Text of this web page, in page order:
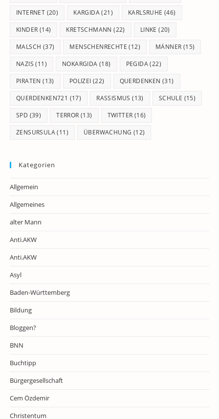
INTERNET (20) KARGIDA(21) KARLSRUHE (46)
KINDER (14) KRETSCHMANN (22) LINKE (20)
MALSCH (37) MENSCHENRECHTE (12) MÄNNER (15)
NAZIS (11) NOKARGIDA (18) PEGIDA(22)
PIRATEN (13) POLIZEI (22) QUERDENKEN (31)
QUERDENKEN721 (17) RASSISMUS (13) SCHULE (15)
SPD (39) TERROR (13) TWITTER (16)
ZENSURSULA(11) ÜBERWACHUNG (12)
Kategorien
Allgemein
Allgemeines
alter Mann
Anti.AKW
Anti.AKW
Asyl
Baden-Württemberg
Bildung
Bloggen?
BNN
Buchtipp
Bürgergesellschaft
Cem Özdemir
Christentum